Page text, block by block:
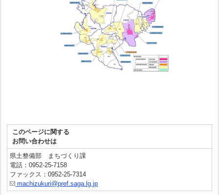
このページに関する
お問い合わせは
県土整備部 まちづくり課
電話：0952-25-7158
ファックス：0952-25-7314
machizukuri@pref.saga.lg.jp